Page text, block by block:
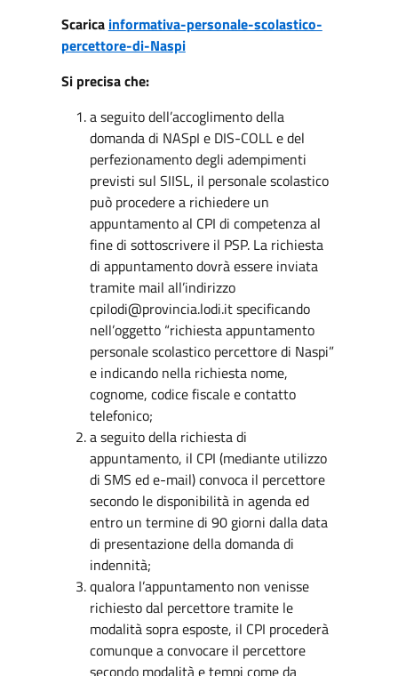
Scarica informativa-personale-scolastico-
percettore-di-Naspi
Si precisa che:
a seguito dell’accoglimento della
domanda di NASpI e DIS-COLL e del
perfezionamento degli adempimenti
previsti sul SIISL, il personale scolastico
può procedere a richiedere un
appuntamento al CPI di competenza al
fine di sottoscrivere il PSP. La richiesta
di appuntamento dovrà essere inviata
tramite mail all’indirizzo
cpilodi@provincia.lodi.it specificando
nell’oggetto “richiesta appuntamento
personale scolastico percettore di Naspi”
e indicando nella richiesta nome,
cognome, codice fiscale e contatto
telefonico;
a seguito della richiesta di
appuntamento, il CPI (mediante utilizzo
di SMS ed e-mail) convoca il percettore
secondo le disponibilità in agenda ed
entro un termine di 90 giorni dalla data
di presentazione della domanda di
indennità;
qualora l’appuntamento non venisse
richiesto dal percettore tramite le
modalità sopra esposte, il CPI procederà
comunque a convocare il percettore
secondo modalità e tempi come da